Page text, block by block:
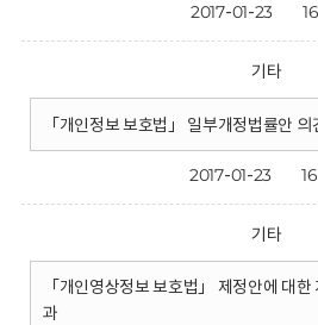
2017-01-23
기타
「개인정보 보호법」 일부개정법률안 의
2017-01-23
기타
「개인영상정보 보호법」 제정안에 대
과